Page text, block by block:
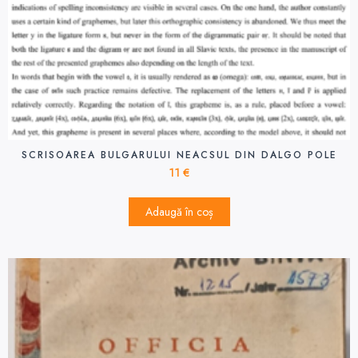
SCRISOAREA BULGARULUI NEACSUL DIN DALGO POLE
11 €
Adaugă în coș